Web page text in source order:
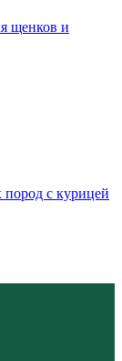
щенков и
пород с курицей